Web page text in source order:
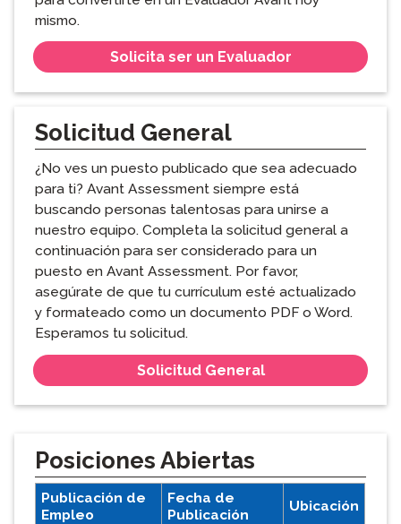
mismo.
Solicita ser un Evaluador
Solicitud General
¿No ves un puesto publicado que sea adecuado
para ti? Avant Assessment siempre está
buscando personas talentosas para unirse a
nuestro equipo. Completa la solicitud general a
continuación para ser considerado para un
puesto en Avant Assessment. Por favor,
asegúrate de que tu currículum esté actualizado
y formateado como un documento PDF o Word.
Esperamos tu solicitud.
Solicitud General
Posiciones Abiertas
Publicación de
Empleo
Fecha de
Publicación
Ubicación